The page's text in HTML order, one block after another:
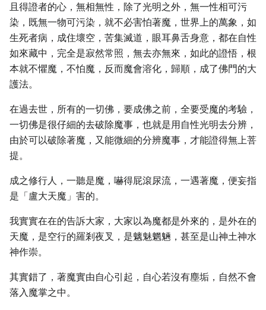
且得證者的心，無相無性，除了光明之外，無一性相可污
染，既無一物可污染，就不必害怕著魔，世界上的萬象，如
生死者病，成住壞空，苦集滅道，眼耳鼻舌身意，都在自性
如來藏中，完全是寂然常照，無去亦無來，如此的證悟，根
本就不懼魔，不怕魔，反而魔會溶化，歸順，成了佛門的大
護法。
在過去世，所有的一切佛，要成佛之前，全要受魔的考驗，
一切佛是很仔細的去破除魔事，也就是用自性光明去分辨，
由於可以破除著魔，又能微細的分辨魔事，才能證得無上菩
提。
成之修行人，一聽是魔，嚇得屁滾尿流，一遇著魔，便妄指
是「盧大天魔」害的。
我實實在在的告訴大家，大家以為魔都是外來的，是外在的
天魔，是空行的羅剎夜叉，是魑魅魍魎，甚至是山神土神水
神作崇。
其實錯了，著魔實由自心引起，自心若沒有塵垢，自然不會
落入魔掌之中。